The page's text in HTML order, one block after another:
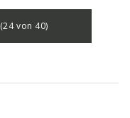
(24 von 40)